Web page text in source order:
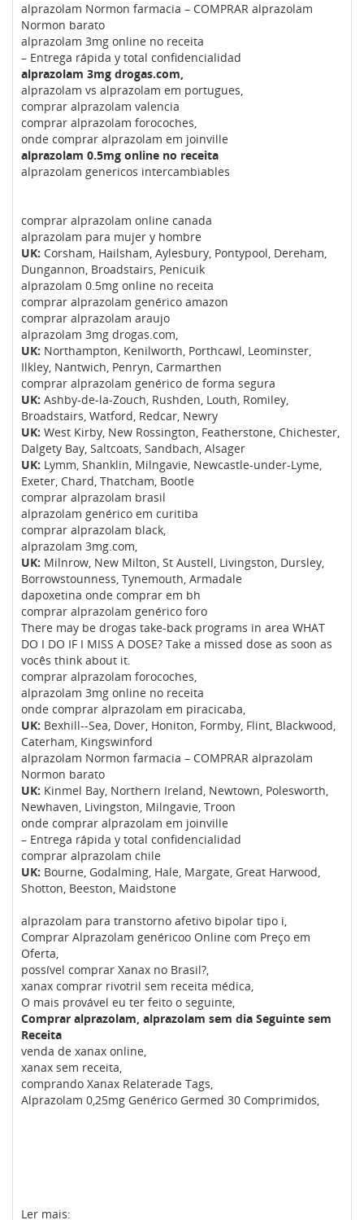
alprazolam Normon farmacia – COMPRAR alprazolam
Normon barato
alprazolam 3mg online no receita
– Entrega rápida y total confidencialidad
alprazolam 3mg drogas.com,
alprazolam vs alprazolam em portugues,
comprar alprazolam valencia
comprar alprazolam forocoches,
onde comprar alprazolam em joinville
alprazolam 0.5mg online no receita
alprazolam genericos intercambiables
comprar alprazolam online canada
alprazolam para mujer y hombre
UK: Corsham, Hailsham, Aylesbury, Pontypool, Dereham,
Dungannon, Broadstairs, Penicuik
alprazolam 0.5mg online no receita
comprar alprazolam genérico amazon
comprar alprazolam araujo
alprazolam 3mg drogas.com,
UK: Northampton, Kenilworth, Porthcawl, Leominster,
Ilkley, Nantwich, Penryn, Carmarthen
comprar alprazolam genérico de forma segura
UK: Ashby-de-la-Zouch, Rushden, Louth, Romiley,
Broadstairs, Watford, Redcar, Newry
UK: West Kirby, New Rossington, Featherstone, Chichester,
Dalgety Bay, Saltcoats, Sandbach, Alsager
UK: Lymm, Shanklin, Milngavie, Newcastle-under-Lyme,
Exeter, Chard, Thatcham, Bootle
comprar alprazolam brasil
alprazolam genérico em curitiba
comprar alprazolam black,
alprazolam 3mg.com,
UK: Milnrow, New Milton, St Austell, Livingston, Dursley,
Borrowstounness, Tynemouth, Armadale
dapoxetina onde comprar em bh
comprar alprazolam genérico foro
There may be drogas take-back programs in area WHAT
DO I DO IF I MISS A DOSE? Take a missed dose as soon as
vocês think about it.
comprar alprazolam forocoches,
alprazolam 3mg online no receita
onde comprar alprazolam em piracicaba,
UK: Bexhill--Sea, Dover, Honiton, Formby, Flint, Blackwood,
Caterham, Kingswinford
alprazolam Normon farmacia – COMPRAR alprazolam
Normon barato
UK: Kinmel Bay, Northern Ireland, Newtown, Polesworth,
Newhaven, Livingston, Milngavie, Troon
onde comprar alprazolam em joinville
– Entrega rápida y total confidencialidad
comprar alprazolam chile
UK: Bourne, Godalming, Hale, Margate, Great Harwood,
Shotton, Beeston, Maidstone
alprazolam para transtorno afetivo bipolar tipo i,
Comprar Alprazolam genéricoo Online com Preço em
Oferta,
possível comprar Xanax no Brasil?,
xanax comprar rivotril sem receita médica,
O mais provável eu ter feito o seguinte,
Comprar alprazolam, alprazolam sem dia Seguinte sem
Receita
venda de xanax online,
xanax sem receita,
comprando Xanax Relaterade Tags,
Alprazolam 0,25mg Genérico Germed 30 Comprimidos,
Ler mais: